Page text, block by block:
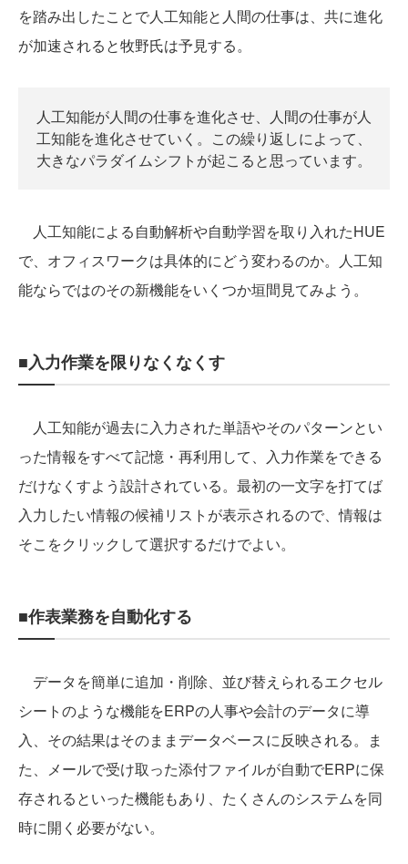
を踏み出したことで人工知能と人間の仕事は、共に進化
が加速されると牧野氏は予見する。
人工知能が人間の仕事を進化させ、人間の仕事が人
工知能を進化させていく。この繰り返しによって、
大きなパラダイムシフトが起こると思っています。
人工知能による自動解析や自動学習を取り入れたHUE
で、オフィスワークは具体的にどう変わるのか。人工知
能ならではのその新機能をいくつか垣間見てみよう。
■入力作業を限りなくなくす
人工知能が過去に入力された単語やそのパターンとい
った情報をすべて記憶・再利用して、入力作業をできる
だけなくすよう設計されている。最初の一文字を打てば
入力したい情報の候補リストが表示されるので、情報は
そこをクリックして選択するだけでよい。
■作表業務を自動化する
データを簡単に追加・削除、並び替えられるエクセル
シートのような機能をERPの人事や会計のデータに導
入、その結果はそのままデータベースに反映される。ま
た、メールで受け取った添付ファイルが自動でERPに保
存されるといった機能もあり、たくさんのシステムを同
時に開く必要がない。